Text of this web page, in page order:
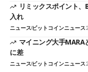
リミックスポイント
入れ
ニュースビットコインニュース
マイニング大手
に差
ニュースビットコインニュース